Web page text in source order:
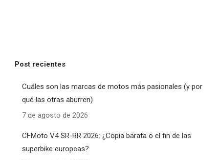
Post recientes
Cuáles son las marcas de motos más pasionales (y por
qué las otras aburren)
7 de agosto de 2026
CFMoto V4 SR-RR 2026: ¿Copia barata o el fin de las
superbike europeas?